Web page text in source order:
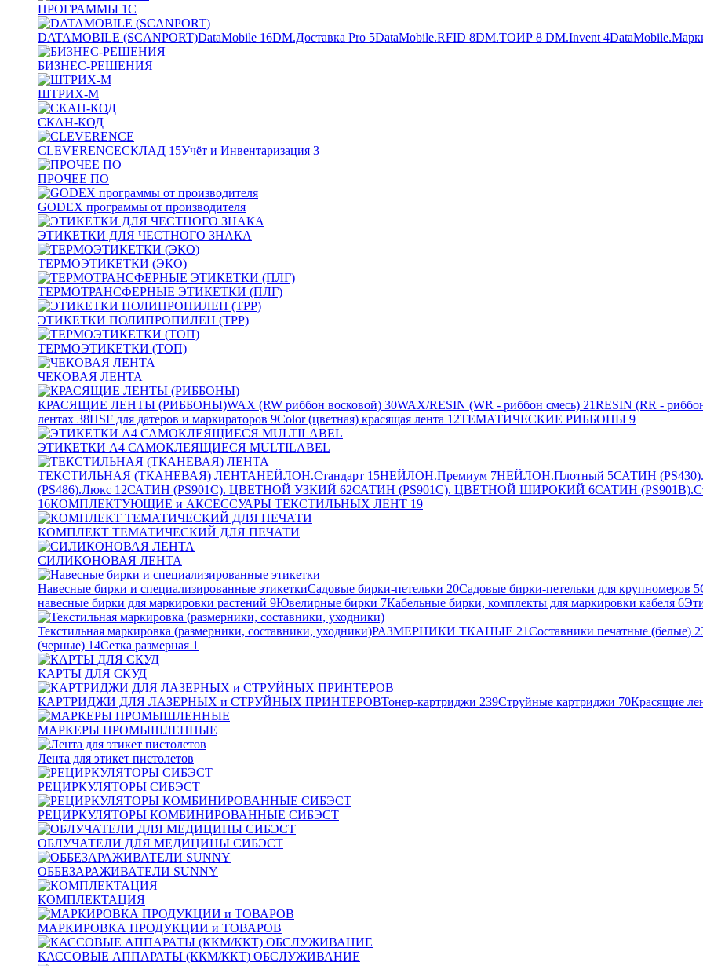
ПРОГРАММЫ 1С
DATAMOBILE (SCANPORT)DataMobile 16DM.Доставка Pro 5DataMobile.RFID 8DM.ТОИР 8 DM.Invent 4
БИЗНЕС-РЕШЕНИЯ
ШТРИХ-М
СКАН-КОД
CLEVERENCEСКЛАД 15Учёт и Инвентаризация 3
ПРОЧЕЕ ПО
GODEX программы от производителя
ЭТИКЕТКИ ДЛЯ ЧЕСТНОГО ЗНАКА
ТЕРМОЭТИКЕТКИ (ЭКО)
ТЕРМОТРАНСФЕРНЫЕ ЭТИКЕТКИ (ПЛГ)
ЭТИКЕТКИ ПОЛИПРОПИЛЕН (TPP)
ТЕРМОЭТИКЕТКИ (ТОП)
ЧЕКОВАЯ ЛЕНТА
КРАСЯЩИЕ ЛЕНТЫ (РИББОНЫ)WAX (RW риббон восковой) 30WAX/RESIN (WR - риббон смесь) 21RESIN (RR -
лентах 38HSF для датеров и маркираторов 9Color (цветная) красящая лента 12ТЕМАТИЧЕСКИЕ РИББОНЫ 9
ЭТИКЕТКИ А4 САМОКЛЕЯЩИЕСЯ MULTILABEL
ТЕКСТИЛЬНАЯ (ТКАНЕВАЯ) ЛЕНТАНЕЙЛОН.Стандарт 15НЕЙЛОН.Премиум 7НЕЙЛОН.Плотный 5САТИН
(PS486).Люкс 12САТИН (PS901C). ЦВЕТНОЙ УЗКИЙ 62САТИН (PS901C). ЦВЕТНОЙ ШИРОКИЙ 6САТИН
16КОМПЛЕКТУЮЩИЕ и АКСЕССУАРЫ ТЕКСТИЛЬНЫХ ЛЕНТ 19
КОМПЛЕКТ ТЕМАТИЧЕСКИЙ ДЛЯ ПЕЧАТИ
СИЛИКОНОВАЯ ЛЕНТА
Навесные бирки и специализированные этикеткиСадовые бирки-петельки 20Садовые бирки-петельки для крупномеров 5
навесные бирки для маркировки растений 9Ювелирные бирки 7Кабельные бирки, комплекты для маркировки кабеля 6
Текстильная маркировка (размерники, составники, уходники)РАЗМЕРНИКИ ТКАНЫЕ 21Составники печатные (белые)
(черные) 14Сетка размерная 1
КАРТЫ ДЛЯ СКУД
КАРТРИДЖИ ДЛЯ ЛАЗЕРНЫХ и СТРУЙНЫХ ПРИНТЕРОВТонер-картриджи 239Струйные картриджи 70Красящие
МАРКЕРЫ ПРОМЫШЛЕННЫЕ
Лента для этикет пистолетов
РЕЦИРКУЛЯТОРЫ СИБЭСТ
РЕЦИРКУЛЯТОРЫ КОМБИНИРОВАННЫЕ СИБЭСТ
ОБЛУЧАТЕЛИ ДЛЯ МЕДИЦИНЫ СИБЭСТ
ОББЕЗАРАЖИВАТЕЛИ SUNNY
КОМПЛЕКТАЦИЯ
МАРКИРОВКА ПРОДУКЦИИ и ТОВАРОВ
КАССОВЫЕ АППАРАТЫ (ККМ/ККТ) ОБСЛУЖИВАНИЕ